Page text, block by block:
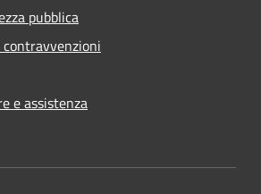
pubblica
e assistenza